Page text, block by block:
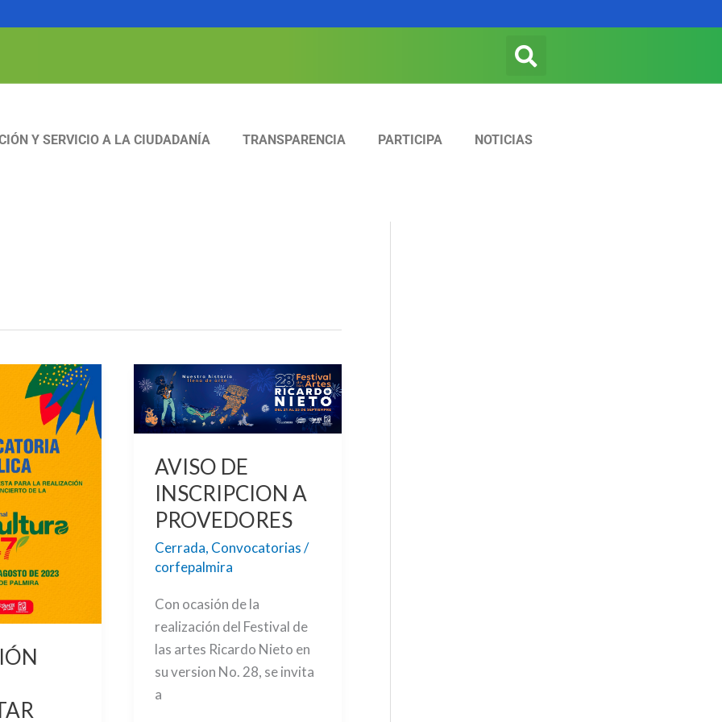
Y SERVICIO A LA CIUDADANÍA TRANSPARENCIA PARTICIPA NOTICIAS
AVISO DE
INSCRIPCION A
PROVEDORES
Cerrada, Convocatorias/
corfepalmira
Con ocasión de la
realización del Festival de
las artes Ricardo Nieto en
su version No. 28, se invita
a
AVISO
DE
INSCRIPCION
PROVEDORES